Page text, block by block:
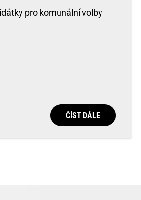
pro komunální volby
ČÍST DÁLE